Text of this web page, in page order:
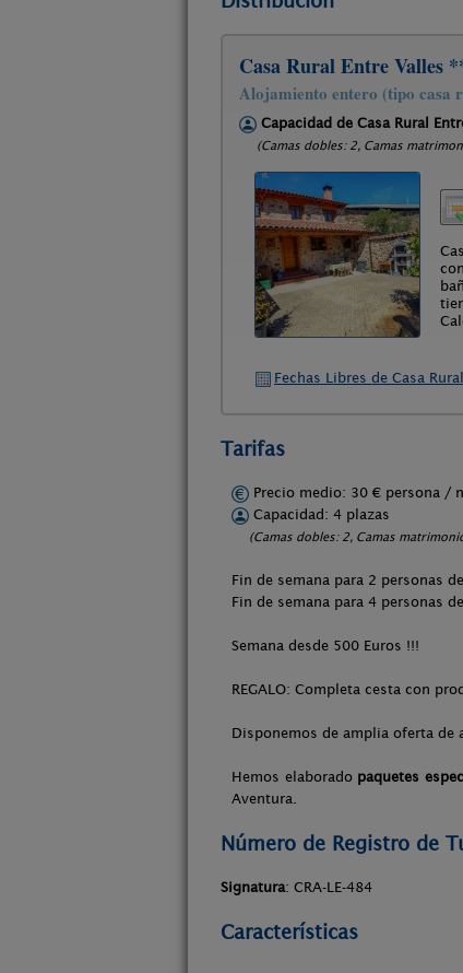
Casa Rural Entre Valles
Alojamiento entero (tipo casa
Capacidad de Casa Rural
(Camas dobles: 2, Camas
Fechas Libres de Casa
Tarifas
Precio medio: 30 € persona /
Capacidad: 4 plazas
(Camas dobles: 2, Camas
Fin de semana para 2 personas
Fin de semana para 4 personas
Semana desde 500 Euros !!!
REGALO: Completa cesta con
Disponemos de amplia oferta de
Hemos elaborado paquetes
Aventura.
Número de Registro de
Signatura: CRA-LE-484
Características